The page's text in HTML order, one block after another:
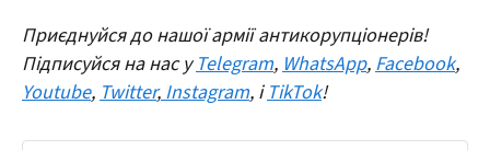
Приєднуйся до нашої армії антикорупціонерів!
Підписуйся на нас уTelegram, WhatsApp, Facebook,
Youtube, Twitter, Instagram, і TikTok!